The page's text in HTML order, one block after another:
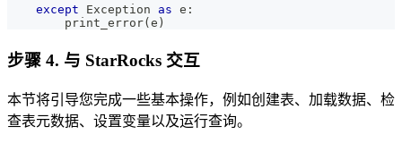
except Exception as e :
        print_error
( e )
步骤 4. 与 StarRocks 交互
本节将引导您完成一些基本操作，例如创建表、加载数据、检
查表元数据、设置变量以及运行查询。